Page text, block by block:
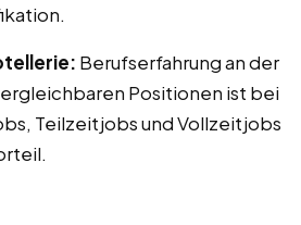
Berufserfahrung an der
Positionen ist bei
Teilzeitjobs und Vollzeitjobs